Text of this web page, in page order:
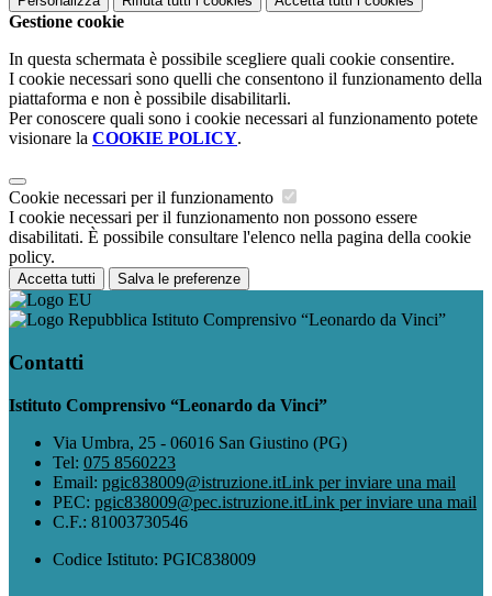
Gestione cookie
In questa schermata è possibile scegliere quali cookie consentire.
I cookie necessari sono quelli che consentono il funzionamento della
piattaforma e non è possibile disabilitarli.
Per conoscere quali sono i cookie necessari al funzionamento potete
visionare la COOKIE POLICY.
Cookie necessari per il funzionamento
I cookie necessari per il funzionamento non possono essere
disabilitati. È possibile consultare l'elenco nella pagina della cookie
policy.
Accetta tutti Salva le preferenze
Istituto Comprensivo “Leonardo da Vinci”
Contatti
Istituto Comprensivo “Leonardo da Vinci”
Via Umbra, 25 - 06016 San Giustino (PG)
Tel: 075 8560223
Email: pgic838009@istruzione.itLink per inviare una mail
PEC: pgic838009@pec.istruzione.itLink per inviare una mail
C.F.: 81003730546
Codice Istituto: PGIC838009